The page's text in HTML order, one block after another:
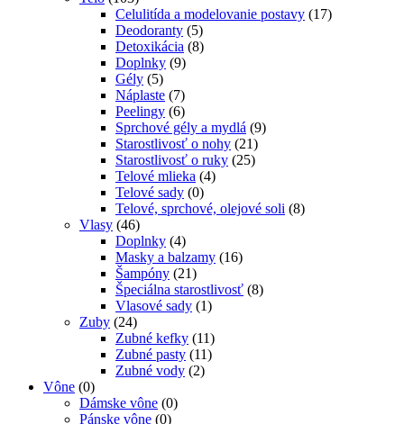
Celulitída a modelovanie postavy (17)
Deodoranty (5)
Detoxikácia (8)
Doplnky (9)
Gély (5)
Náplaste (7)
Peelingy (6)
Sprchové gély a mydlá (9)
Starostlivosť o nohy (21)
Starostlivosť o ruky (25)
Telové mlieka (4)
Telové sady (0)
Telové, sprchové, olejové soli (8)
Vlasy (46)
Doplnky (4)
Masky a balzamy (16)
Šampóny (21)
Špeciálna starostlivosť (8)
Vlasové sady (1)
Zuby (24)
Zubné kefky (11)
Zubné pasty (11)
Zubné vody (2)
Vône (0)
Dámske vône (0)
Pánske vône (0)